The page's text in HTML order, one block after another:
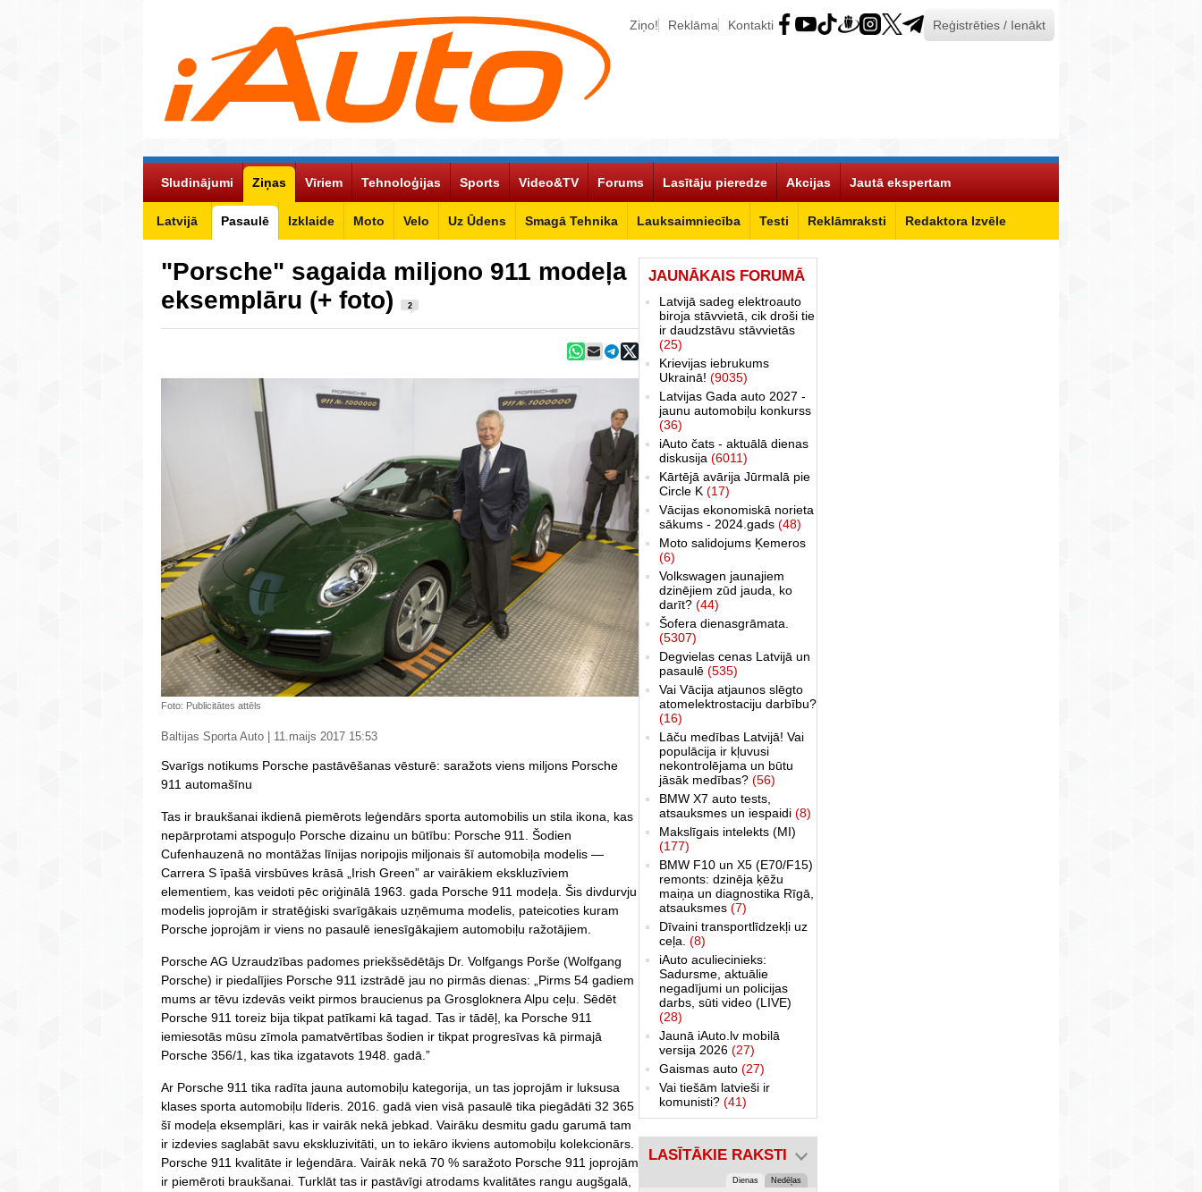
Ziņo! Reklāma Kontakti Reģistrēties / Ienākt
Sludinājumi Ziņas
Latvijā Pasaulē Izklaide Moto Velo Uz Ūdens Smagā Tehnika Lauksaimniecība Testi Reklāmraksti Redaktora Izvēle
Vīriem Tehnoloģijas Sports Video&TV Forums Lasītāju pieredze Akcijas Jautā ekspertam
"Porsche" sagaida miljono 911 modeļa
eksemplāru (+ foto)
2
Foto: Publicitātes attēls
Baltijas Sporta Auto | 11.maijs 2017 15:53
Svarīgs notikums Porsche pastāvēšanas vēsturē: saražots viens miljons Porsche
911 automašīnu
Tas ir braukšanai ikdienā piemērots leģendārs sporta automobilis un stila ikona, kas
nepārprotami atspoguļo Porsche dizainu un būtību: Porsche 911. Šodien
Cufenhauzenā no montāžas līnijas noripojis miljonais šī automobiļa modelis —
Carrera S īpašā virsbūves krāsā „Irish Green” ar vairākiem ekskluzīviem
elementiem, kas veidoti pēc oriģinālā 1963. gada Porsche 911 modeļa. Šis divdurvju
modelis joprojām ir stratēģiski svarīgākais uzņēmuma modelis, pateicoties kuram
Porsche joprojām ir viens no pasaulē ienesīgākajiem automobiļu ražotājiem.
Porsche AG Uzraudzības padomes priekšsēdētājs Dr. Volfgangs Porše (Wolfgang
Porsche) ir piedalījies Porsche 911 izstrādē jau no pirmās dienas: „Pirms 54 gadiem
mums ar tēvu izdevās veikt pirmos braucienus pa Grosgloknera Alpu ceļu. Sēdēt
Porsche 911 toreiz bija tikpat patīkami kā tagad. Tas ir tādēļ, ka Porsche 911
iemiesotās mūsu zīmola pamatvērtības šodien ir tikpat progresīvas kā pirmajā
Porsche 356/1, kas tika izgatavots 1948. gadā.”
Ar Porsche 911 tika radīta jauna automobiļu kategorija, un tas joprojām ir luksusa
klases sporta automobiļu līderis. 2016. gadā vien visā pasaulē tika piegādāti 32 365
šī modeļa eksemplāri, kas ir vairāk nekā jebkad. Vairāku desmitu gadu garumā tam
ir izdevies saglabāt savu ekskluzivitāti, un to iekāro ikviens automobiļu kolekcionārs.
Porsche 911 kvalitāte ir leģendāra. Vairāk nekā 70 % saražoto Porsche 911 joprojām
ir piemēroti braukšanai. Turklāt tas ir pastāvīgi atrodams kvalitātes rangu augšgalā,
JAUNĀKAIS FORUMĀ
Latvijā sadeg elektroauto
biroja stāvvietā, cik droši tie
ir daudzstāvu stāvvietās
(25)
Krievijas iebrukums
Ukrainā! (9035)
Latvijas Gada auto 2027 -
jaunu automobiļu konkurss
(36)
iAuto čats - aktuālā dienas
diskusija (6011)
Kārtējā avārija Jūrmalā pie
Circle K (17)
Vācijas ekonomiskā norieta
sākums - 2024.gads (48)
Moto salidojums Ķemeros
(6)
Volkswagen jaunajiem
dzinējiem zūd jauda, ko
darīt? (44)
Šofera dienasgrāmata.
(5307)
Degvielas cenas Latvijā un
pasaulē (535)
Vai Vācija atjaunos slēgto
atomelektrostaciju darbību?
(16)
Lāču medības Latvijā! Vai
populācija ir kļuvusi
nekontrolējama un būtu
jāsāk medības? (56)
BMW X7 auto tests,
atsauksmes un iespaidi (8)
Makslīgais intelekts (MI)
(177)
BMW F10 un X5 (E70/F15)
remonts: dzinēja ķēžu
maiņa un diagnostika Rīgā,
atsauksmes (7)
Dīvaini transportlīdzekļi uz
ceļa. (8)
iAuto aculiecinieks:
Sadursme, aktuālie
negadījumi un policijas
darbs, sūti video (LIVE)
(28)
Jaunā iAuto.lv mobilā
versija 2026 (27)
Gaismas auto (27)
Vai tiešām latvieši ir
komunisti? (41)
LASĪTĀKIE RAKSTI
Dienas Nedēļas